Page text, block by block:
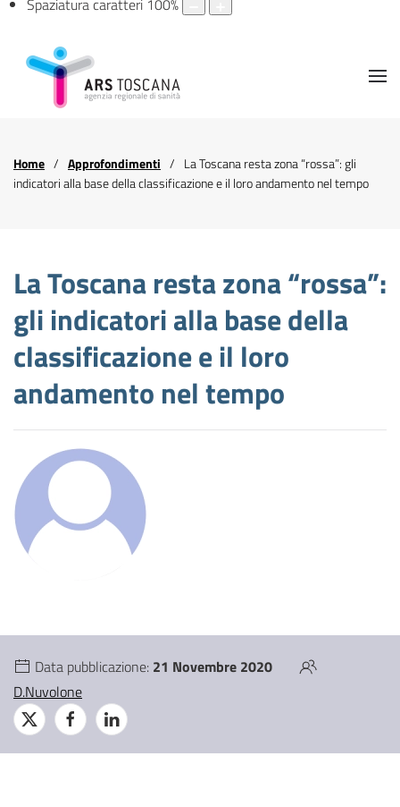
Spaziatura caratteri 100%
Home Approfondimenti
La Toscana resta zona “rossa”: gli
indicatori alla base della classificazione e il loro andamento nel tempo
La Toscana resta zona “rossa”:
gli indicatori alla base della
classificazione e il loro
andamento nel tempo
Data pubblicazione: 21 Novembre 2020
D.Nuvolone